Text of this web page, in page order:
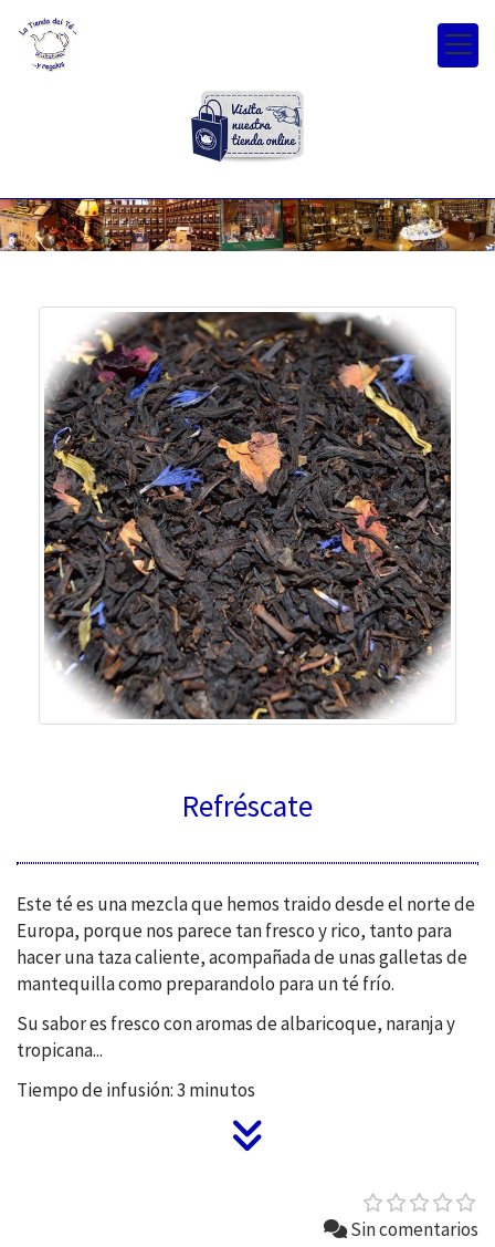
Refréscate
Este té es una mezcla que hemos traido desde el norte de
Europa, porque nos parece tan fresco y rico, tanto para
hacer una taza caliente, acompañada de unas galletas de
mantequilla como preparandolo para un té frío.
Su sabor es fresco con aromas de albaricoque, naranja y
tropicana...
Tiempo de infusión: 3 minutos
Sin comentarios